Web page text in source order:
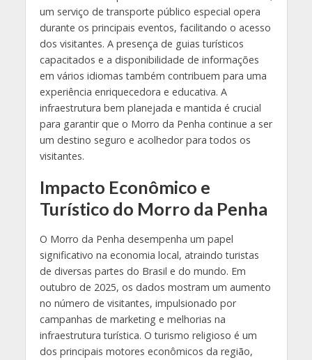
um serviço de transporte público especial opera
durante os principais eventos, facilitando o acesso
dos visitantes. A presença de guias turísticos
capacitados e a disponibilidade de informações
em vários idiomas também contribuem para uma
experiência enriquecedora e educativa. A
infraestrutura bem planejada e mantida é crucial
para garantir que o Morro da Penha continue a ser
um destino seguro e acolhedor para todos os
visitantes.
Impacto Econômico e
Turístico do Morro da Penha
O Morro da Penha desempenha um papel
significativo na economia local, atraindo turistas
de diversas partes do Brasil e do mundo. Em
outubro de 2025, os dados mostram um aumento
no número de visitantes, impulsionado por
campanhas de marketing e melhorias na
infraestrutura turística. O turismo religioso é um
dos principais motores econômicos da região,